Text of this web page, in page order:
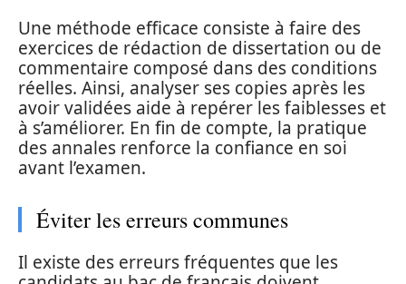
Une méthode efficace consiste à faire des
exercices de rédaction de dissertation ou de
commentaire composé dans des conditions
réelles. Ainsi, analyser ses copies après les
avoir validées aide à repérer les faiblesses et
à s’améliorer. En fin de compte, la pratique
des annales renforce la confiance en soi
avant l’examen.
Éviter les erreurs communes
Il existe des erreurs fréquentes que les